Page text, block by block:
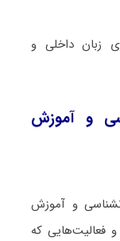
زبان داخلی و
و آموزش
و آموزش
فعالیت‌هایی که